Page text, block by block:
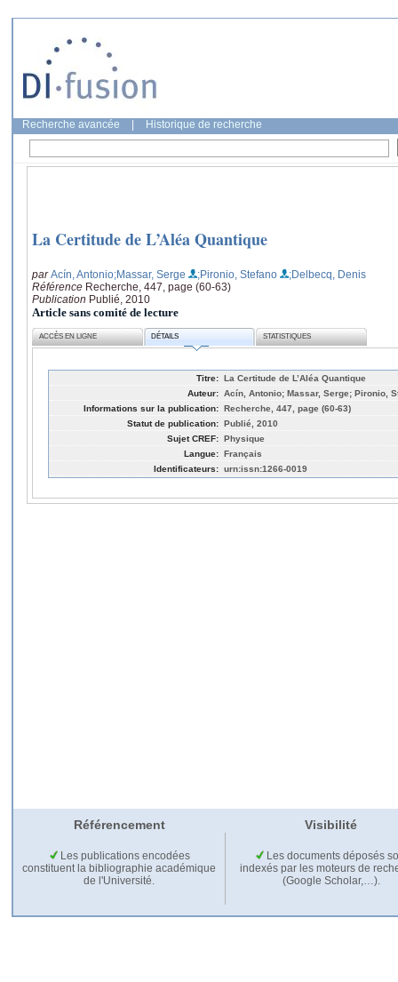
Recherche avancée Historique de recherche
La Certitude de L’Aléa Quantique
parAcín, Antonio;Massar, Serge ;Pironio, Stefano
;Delbecq, Denis
Référence Recherche, 447, page (60-63)
Publication Publié, 2010
Article sans comité de lecture
ACCÈS EN LIGNE DÉTAILS STATISTIQUES
Titre: La Certitude de L’Aléa Quantique
Auteur: Acín, Antonio; Massar, Serge; Pironio,
Informations sur la publication: Recherche, 447, page (60-63)
Statut de publication: Publié, 2010
Sujet CREF: Physique
Langue: Français
Identificateurs: urn:issn:1266-0019
Référencement Visibilité
Les publications encodées
constituent la bibliographie académique
de l'Université.
Les documents déposés
indexés par les moteurs de
(Google Scholar,…).